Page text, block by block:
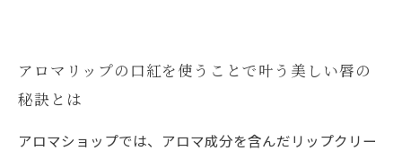
アロマリップの口紅を使うことで叶う美しい唇の
秘訣とは
アロマショップでは、アロマ成分を含んだリップクリー